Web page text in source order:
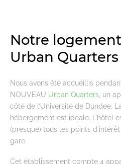
Notre
Urban Quarters
Nous avons été accueillis
NOUVEAU Urban Quarters , un
côté de l’Université de Dundee.
hébergement est idéale. L’hôtel
(presque) tous les points
gare.
Cet établissement compte 4